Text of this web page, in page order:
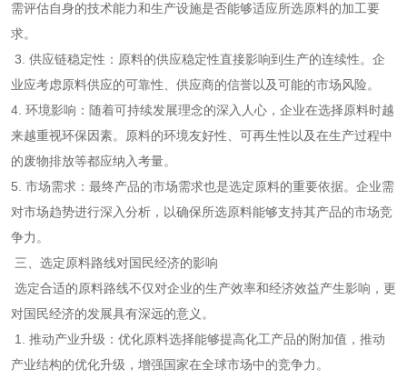
需评估自身的技术能力和生产设施是否能够适应所选原料的加工要
求。
3. 供应链稳定性：原料的供应稳定性直接影响到生产的连续性。企
业应考虑原料供应的可靠性、供应商的信誉以及可能的市场风险。
4. 环境影响：随着可持续发展理念的深入人心，企业在选择原料时越
来越重视环保因素。原料的环境友好性、可再生性以及在生产过程中
的废物排放等都应纳入考量。
5. 市场需求：最终产品的市场需求也是选定原料的重要依据。企业需
对市场趋势进行深入分析，以确保所选原料能够支持其产品的市场竞
争力。
三、选定原料路线对国民经济的影响
选定合适的原料路线不仅对企业的生产效率和经济效益产生影响，更
对国民经济的发展具有深远的意义。
1. 推动产业升级：优化原料选择能够提高化工产品的附加值，推动
产业结构的优化升级，增强国家在全球市场中的竞争力。